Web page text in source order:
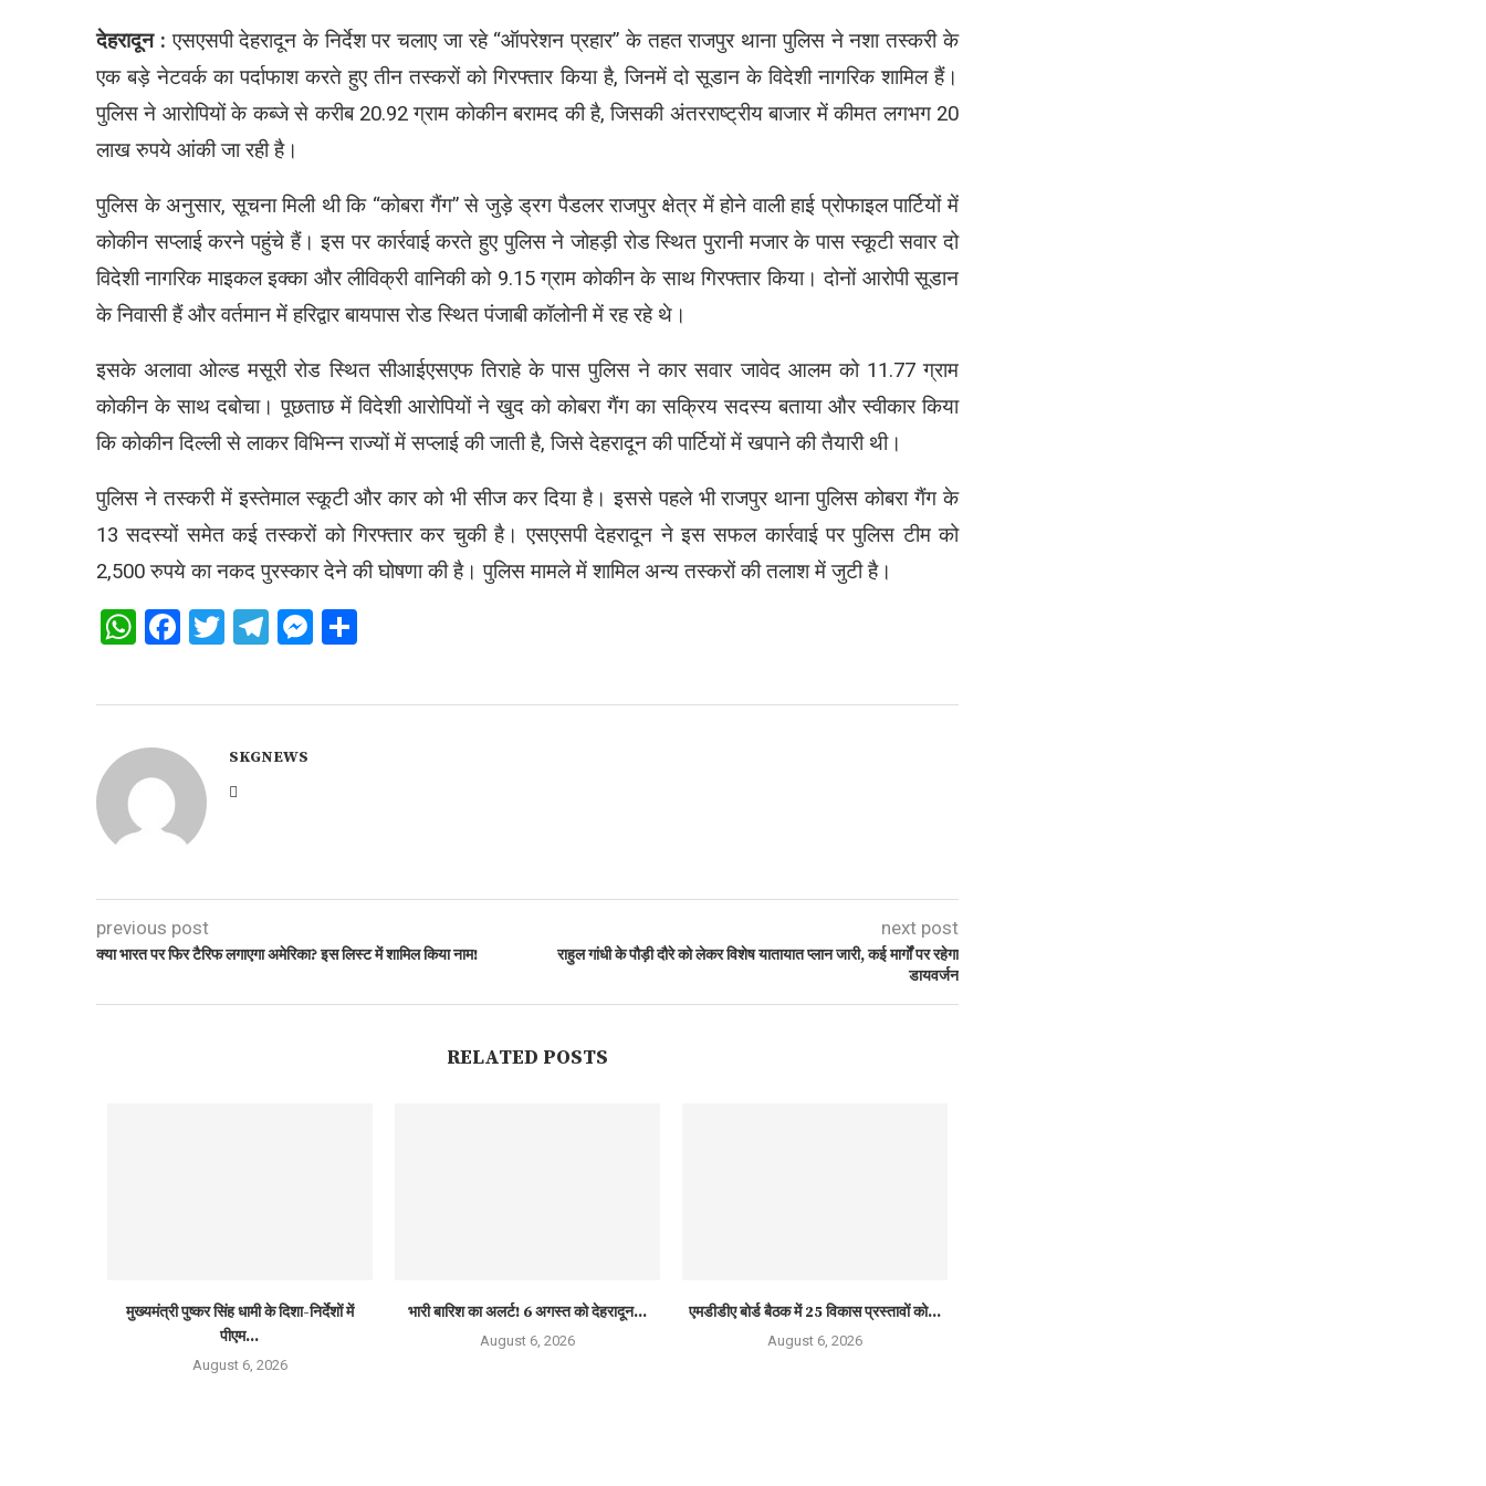
देहरादून :एसएसपी देहरादून के निर्देश पर चलाए जा रहे “ऑपरेशन प्रहार” के तहत राजपुर थाना पुलिस ने नशा तस्करी के
एक बड़े नेटवर्क का पर्दाफाश करते हुए तीन तस्करों को गिरफ्तार किया है, जिनमें दो सूडान के विदेशी नागरिक शामिल हैं।
पुलिस ने आरोपियों के कब्जे से करीब 20.92 ग्राम कोकीन बरामद की है, जिसकी अंतरराष्ट्रीय बाजार में कीमत लगभग 20
लाख रुपये आंकी जा रही है।
पुलिस के अनुसार, सूचना मिली थी कि “कोबरा गैंग” से जुड़े ड्रग पैडलर राजपुर क्षेत्र में होने वाली हाई प्रोफाइल पार्टियों में
कोकीन सप्लाई करने पहुंचे हैं। इस पर कार्रवाई करते हुए पुलिस ने जोहड़ी रोड स्थित पुरानी मजार के पास स्कूटी सवार दो
विदेशी नागरिक माइकल इक्का और लीविक्री वानिकी को 9.15 ग्राम कोकीन के साथ गिरफ्तार किया। दोनों आरोपी सूडान
के निवासी हैं और वर्तमान में हरिद्वार बायपास रोड स्थित पंजाबी कॉलोनी में रह रहे थे।
इसके अलावा ओल्ड मसूरी रोड स्थित सीआईएसएफ तिराहे के पास पुलिस ने कार सवार जावेद आलम को 11.77 ग्राम
कोकीन के साथ दबोचा। पूछताछ में विदेशी आरोपियों ने खुद को कोबरा गैंग का सक्रिय सदस्य बताया और स्वीकार किया
कि कोकीन दिल्ली से लाकर विभिन्न राज्यों में सप्लाई की जाती है, जिसे देहरादून की पार्टियों में खपाने की तैयारी थी।
पुलिस ने तस्करी में इस्तेमाल स्कूटी और कार को भी सीज कर दिया है। इससे पहले भी राजपुर थाना पुलिस कोबरा गैंग के
13 सदस्यों समेत कई तस्करों को गिरफ्तार कर चुकी है। एसएसपी देहरादून ने इस सफल कार्रवाई पर पुलिस टीम को
2,500 रुपये का नकद पुरस्कार देने की घोषणा की है। पुलिस मामले में शामिल अन्य तस्करों की तलाश में जुटी है।
WhatsApp
Facebook
Twitter
Telegram
Messenger
SKGNEWS
previous post
क्या भारत पर फिर टैरिफ लगाएगा अमेरिका? इस लिस्ट में शामिल किया नाम!
next post
राहुल गांधी के पौड़ी दौरे को लेकर विशेष यातायात प्लान जारी, कई मार्गों पर रहेगा
डायवर्जन
RELATED POSTS
मुख्यमंत्री पुष्कर सिंह धामी के दिशा-निर्देशों में
पीएम...
August 6, 2026
भारी बारिश का अलर्ट! 6 अगस्त को देहरादून...
August 6, 2026
एमडीडीए बोर्ड बैठक में 25 विकास प्रस्तावों को...
August 6, 2026